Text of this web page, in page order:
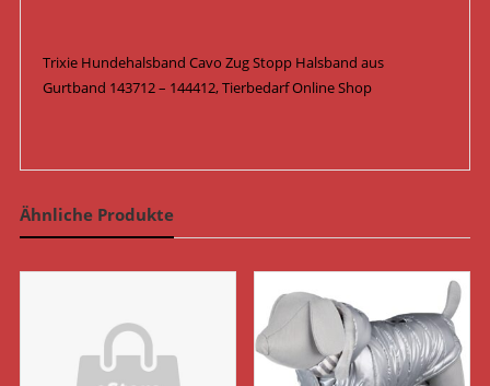
Trixie Hundehalsband Cavo Zug Stopp Halsband aus
Gurtband 143712 – 144412, Tierbedarf Online Shop
Ähnliche Produkte